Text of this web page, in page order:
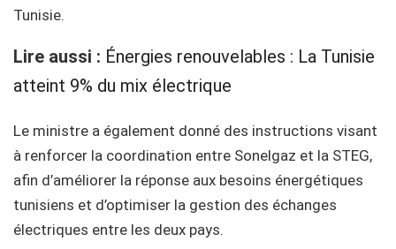
Tunisie.
Lire aussi : Énergies renouvelables : La Tunisie
atteint 9% du mix électrique
Le ministre a également donné des instructions visant
à renforcer la coordination entre Sonelgaz et la STEG,
afin d’améliorer la réponse aux besoins énergétiques
tunisiens et d’optimiser la gestion des échanges
électriques entre les deux pays.